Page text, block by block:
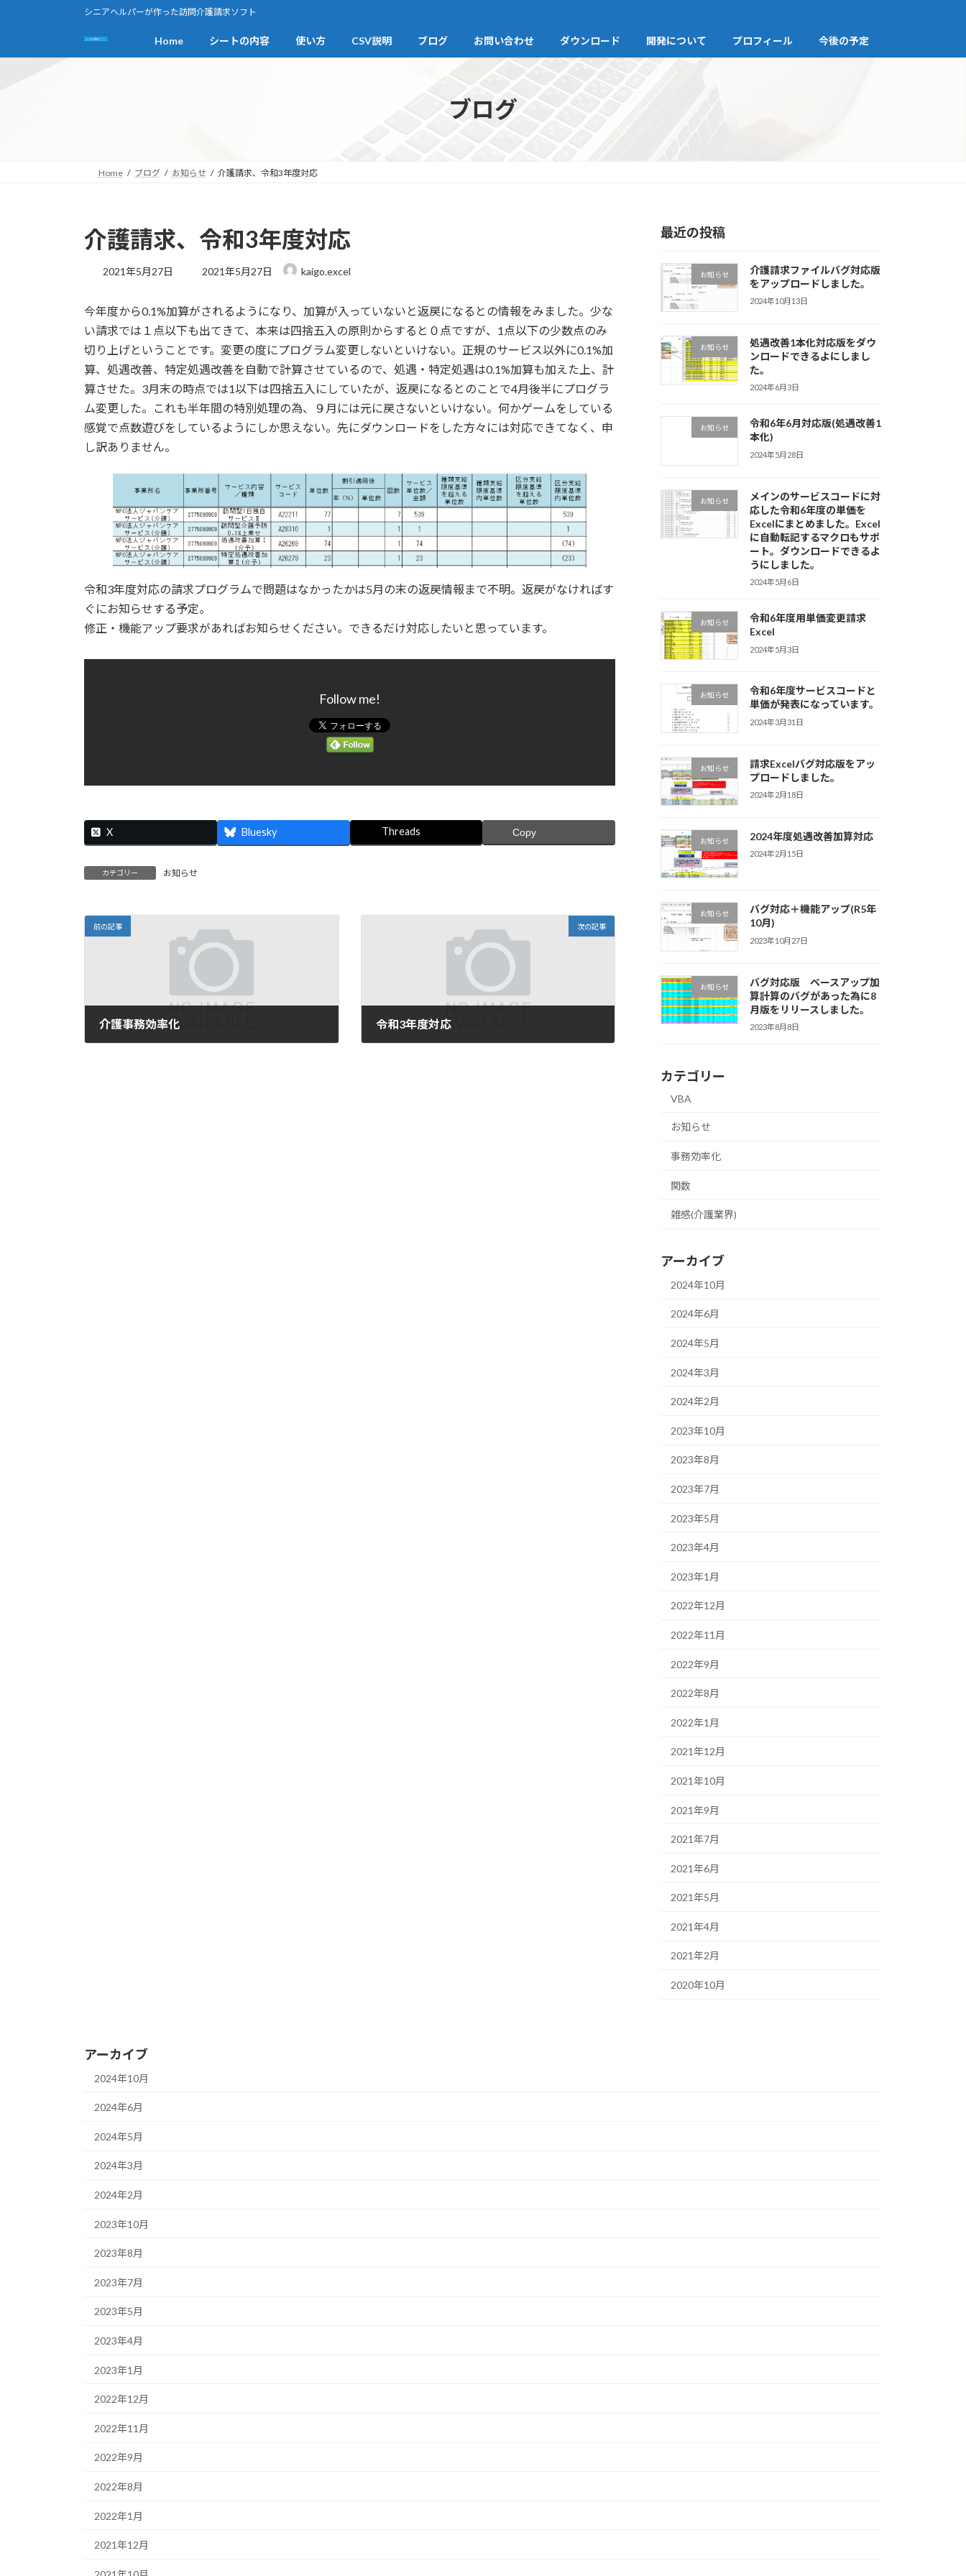
ン
ー
シニアヘルパーが作った訪問介護請求ソフト
Home シートの内容 使い方 CSV説明 ブログ お問い合わせ ダウンロード 開発について プロフィール 今後の予定
ブログ
Home ブログ お知らせ 介護請求、令和3年度対応
介護請求、令和3年度対応
2021年5月27日
最
新
日
時
:
2021年5月27日 kaigo.excel
今年度から0.1%加算がされるようになり、加算が入っていないと返戻になるとの情報をみました。少な
い請求では１点以下も出てきて、本来は四捨五入の原則からすると０点ですが、1点以下の少数点のみ
切り上げということです。変更の度にプログラム変更しないといけない。正規のサービス以外に0.1%加
算、処遇改善、特定処遇改善を自動で計算させているので、処遇・特定処遇は0.1%加算も加えた上、計
算させた。3月末の時点では1以下は四捨五入にしていたが、返戻になるとのことで4月後半にプログラ
ム変更した。これも半年間の特別処理の為、９月には元に戻さないといけない。何かゲームをしている
感覚で点数遊びをしているようにしか思えない。先にダウンロードをした方々には対応できてなく、申
し訳ありません。
令和3年度対応の請求プログラムで問題はなかったかは5月の末の返戻情報まで不明。返戻がなければす
ぐにお知らせする予定。
修正・機能アップ要求があればお知らせください。できるだけ対応したいと思っています。
Follow me!
X Bluesky Threads Copy
カテゴリー お知らせ
前の記事
介護事務効率化
次の記事
令和3年度対応
最近の投稿
お知らせ
介護請求ファイルバグ対応版
をアップロードしました。
2024年10月13日
お知らせ
処遇改善1本化対応版をダウ
ンロードできるよにしまし
た。
2024年6月3日
お知らせ
令和6年6月対応版(処遇改善1
本化)
2024年5月28日
お知らせ
メインのサービスコードに対
応した令和6年度の単価を
Excelにまとめました。Excel
に自動転記するマクロもサポ
ート。ダウンロードできるよ
うにしました。
2024年5月6日
お知らせ
令和6年度用単価変更請求
Excel
2024年5月3日
お知らせ
令和6年度サービスコードと
単価が発表になっています。
2024年3月31日
お知らせ
請求Excelバグ対応版をアッ
プロードしました。
2024年2月18日
お知らせ 2024年度処遇改善加算対応
2024年2月15日
お知らせ
バグ対応＋機能アップ(R5年
10月)
2023年10月27日
お知らせ
バグ対応版 ベースアップ加
算計算のバグがあった為に8
月版をリリースしました。
2023年8月8日
カテゴリー
VBA
お知らせ
事務効率化
関数
雑感(介護業界)
アーカイブ
2024年10月
2024年6月
2024年5月
2024年3月
2024年2月
2023年10月
2023年8月
2023年7月
2023年5月
2023年4月
2023年1月
2022年12月
2022年11月
2022年9月
2022年8月
2022年1月
2021年12月
2021年10月
2021年9月
2021年7月
2021年6月
2021年5月
2021年4月
2021年2月
2020年10月
アーカイブ
2024年10月
2024年6月
2024年5月
2024年3月
2024年2月
2023年10月
2023年8月
2023年7月
2023年5月
2023年4月
2023年1月
2022年12月
2022年11月
2022年9月
2022年8月
2022年1月
2021年12月